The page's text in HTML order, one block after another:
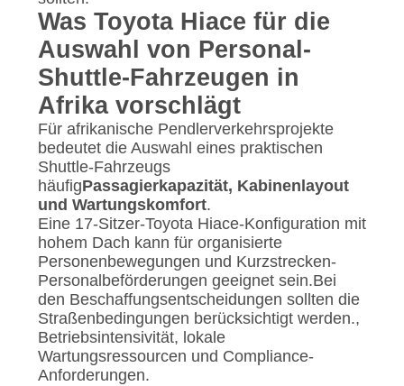
Was Toyota Hiace für die
Auswahl von Personal-
Shuttle-Fahrzeugen in
Afrika vorschlägt
Für afrikanische Pendlerverkehrsprojekte
bedeutet die Auswahl eines praktischen
Shuttle-Fahrzeugs
häufigPassagierkapazität, Kabinenlayout
und Wartungskomfort.
Eine 17-Sitzer-Toyota Hiace-Konfiguration mit
hohem Dach kann für organisierte
Personenbewegungen und Kurzstrecken-
Personalbeförderungen geeignet sein.Bei
den Beschaffungsentscheidungen sollten die
Straßenbedingungen berücksichtigt werden.,
Betriebsintensivität, lokale
Wartungsressourcen und Compliance-
Anforderungen.